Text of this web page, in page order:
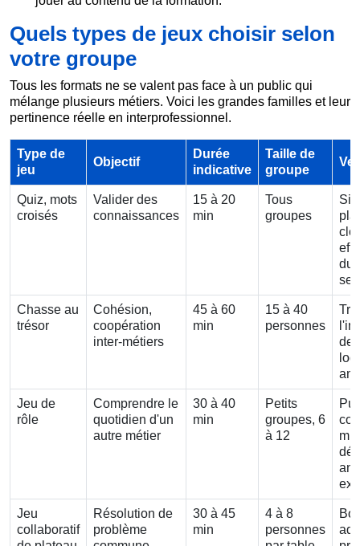
Quels types de jeux choisir selon
votre groupe
Tous les formats ne se valent pas face à un public qui
mélange plusieurs métiers. Voici les grandes familles et leur
pertinence réelle en interprofessionnel.
Type de
jeu
Objectif
Durée
indicative
Taille de
groupe
Quiz, mots
croisés
Valider des
connaissances
15 à 20
min
Tous
groupes
du
Chasse au
trésor
Cohésion,
coopération
inter-métiers
45 à 60
min
15 à 40
personnes
Jeu de
rôle
Comprendre le
quotidien d'un
autre métier
30 à 40
min
Petits
groupes, 6
à 12
Jeu
collaboratif
Résolution de
problème
30 à 45
min
4 à 8
personnes